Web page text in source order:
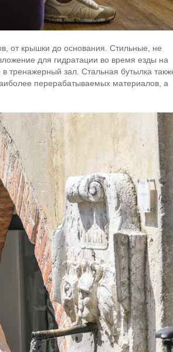
от крышки до основания. Стильные, не
для гидратации во время езды на
тренажерный зал. Стальная бутылка
перерабатываемых материалов, а